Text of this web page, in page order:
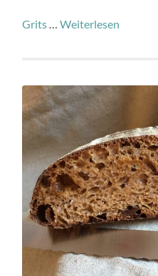
Grits…Weiterlesen